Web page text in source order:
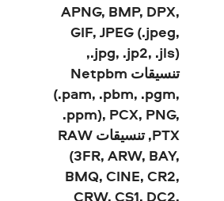
APNG, BMP, DPX,
GIF, JPEG (.jpeg,
.jpg, .jp2, .jls),
تنسيقات Netpbm
(.pam, .pbm, .pgm,
.ppm), PCX, PNG,
PTX, تنسيقات RAW
(3FR, ARW, BAY,
BMQ, CINE, CR2,
CRW, CS1, DC2,